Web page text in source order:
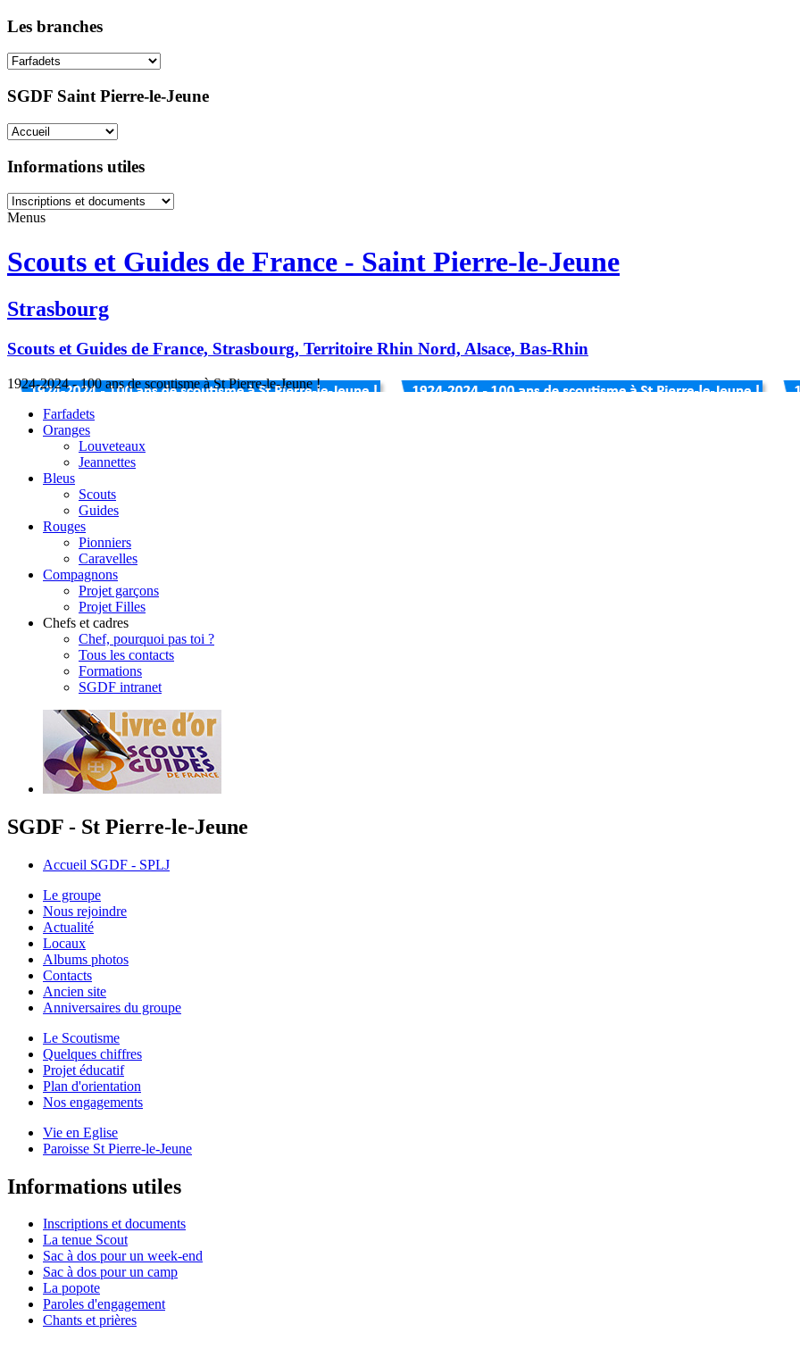
Les branches
SGDF Saint Pierre-le-Jeune
Informations utiles
Menus
Scouts et Guides de France - Saint Pierre-le-Jeune
Strasbourg
Scouts et Guides de France, Strasbourg, Territoire Rhin Nord, Alsace, Bas-Rhin
1924-2024 - 100 ans de scoutisme à St Pierre-le-Jeune !
Farfadets
Oranges
Louveteaux
Jeannettes
Bleus
Scouts
Guides
Rouges
Pionniers
Caravelles
Compagnons
Projet garçons
Projet Filles
Chefs et cadres
Chef, pourquoi pas toi ?
Tous les contacts
Formations
SGDF intranet
SGDF - St Pierre-le-Jeune
Accueil SGDF - SPLJ
Le groupe
Nous rejoindre
Actualité
Locaux
Albums photos
Contacts
Ancien site
Anniversaires du groupe
Le Scoutisme
Quelques chiffres
Projet éducatif
Plan d'orientation
Nos engagements
Vie en Eglise
Paroisse St Pierre-le-Jeune
Informations utiles
Inscriptions et documents
La tenue Scout
Sac à dos pour un week-end
Sac à dos pour un camp
La popote
Paroles d'engagement
Chants et prières